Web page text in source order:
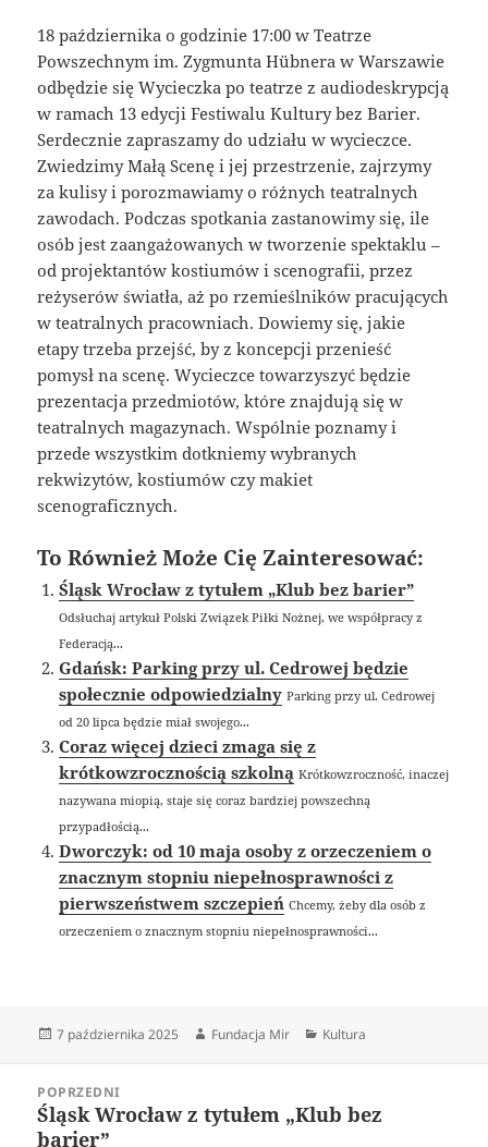
18 października o godzinie 17:00 w Teatrze
Powszechnym im. Zygmunta Hübnera w Warszawie
odbędzie się Wycieczka po teatrze z audiodeskrypcją
w ramach 13 edycji Festiwalu Kultury bez Barier.
Serdecznie zapraszamy do udziału w wycieczce.
Zwiedzimy Małą Scenę i jej przestrzenie, zajrzymy
za kulisy i porozmawiamy o różnych teatralnych
zawodach. Podczas spotkania zastanowimy się, ile
osób jest zaangażowanych w tworzenie spektaklu –
od projektantów kostiumów i scenografii, przez
reżyserów światła, aż po rzemieślników pracujących
w teatralnych pracowniach. Dowiemy się, jakie
etapy trzeba przejść, by z koncepcji przenieść
pomysł na scenę. Wycieczce towarzyszyć będzie
prezentacja przedmiotów, które znajdują się w
teatralnych magazynach. Wspólnie poznamy i
przede wszystkim dotkniemy wybranych
rekwizytów, kostiumów czy makiet
scenograficznych.
To Również Może Cię Zainteresować:
Śląsk Wrocław z tytułem „Klub bez barier”
Odsłuchaj artykuł Polski Związek Piłki Nożnej, we współpracy z
Federacją...
Gdańsk: Parking przy ul. Cedrowej będzie
społecznie odpowiedzialny Parking przy ul. Cedrowej
od 20 lipca będzie miał swojego...
Coraz więcej dzieci zmaga się z
krótkowzrocznością szkolną Krótkowzroczność, inaczej
nazywana miopią, staje się coraz bardziej powszechną
przypadłością...
Dworczyk: od 10 maja osoby z orzeczeniem o
znacznym stopniu niepełnosprawności z
pierwszeństwem szczepień Chcemy, żeby dla osób z
orzeczeniem o znacznym stopniu niepełnosprawności...
Data
7 października 2025 Autor
Fundacja Mir Kategorie
Kultura
wpisuPOPRZEDNI
Poprzedni
wpis:
Śląsk Wrocław z tytułem „Klub bez
barier”